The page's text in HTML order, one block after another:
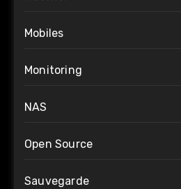
Mobiles
Monitoring
NAS
Open Source
Sauvegarde